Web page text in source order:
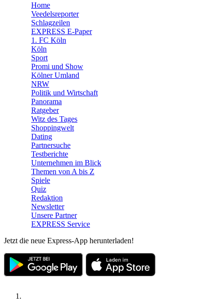
Home
Veedelsreporter
Schlagzeilen
EXPRESS E-Paper
1. FC Köln
Köln
Sport
Promi und Show
Kölner Umland
NRW
Politik und Wirtschaft
Panorama
Ratgeber
Witz des Tages
Shoppingwelt
Dating
Partnersuche
Testberichte
Unternehmen im Blick
Themen von A bis Z
Spiele
Quiz
Redaktion
Newsletter
Unsere Partner
EXPRESS Service
Jetzt die neue Express-App herunterladen!